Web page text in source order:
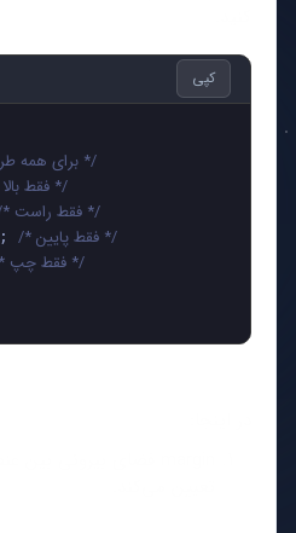
کپی
/* برای همه طرفین */
/* فقط بالا */
/* فقط راست */
;
/* فقط پایین */
/* فقط چپ */